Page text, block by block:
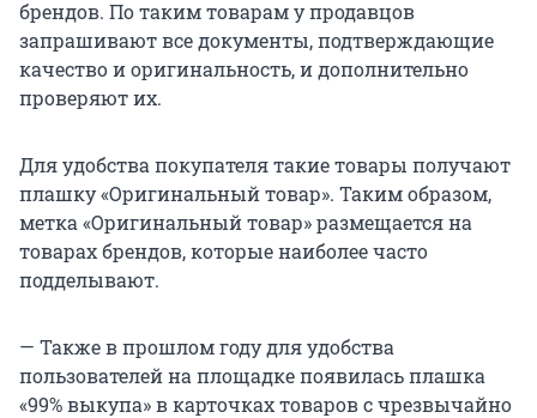
брендов. По таким товарам у продавцов
запрашивают все документы, подтверждающие
качество и оригинальность, и дополнительно
проверяют их.
Для удобства покупателя такие товары получают
плашку «Оригинальный товар». Таким образом,
метка «Оригинальный товар» размещается на
товарах брендов, которые наиболее часто
подделывают.
— Также в прошлом году для удобства
пользователей на площадке появилась плашка
«99% выкупа» в карточках товаров с чрезвычайно